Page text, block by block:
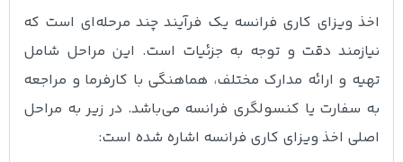
اخذ ویزای کاری فرانسه یک فرآیند چند مرحله‌ای است که
نیازمند دقت و توجه به جزئیات است. این مراحل شامل
تهیه و ارائه مدارک مختلف، هماهنگی با کارفرما و مراجعه
به سفارت یا کنسولگری فرانسه می‌باشد. در زیر به مراحل
اصلی اخذ ویزای کاری فرانسه اشاره شده است: